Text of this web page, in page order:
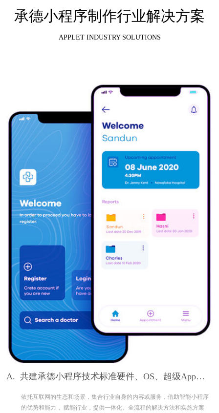
承德小程序制作行业解决方案
APPLET INDUSTRY SOLUTIONS
A. 共建承德小程序技术标准硬件、OS、超级App构
依托互联网的生态和场景，集合行业自身的内容或服务，借助智能小程序
的优势和能力， 赋能行业，提供一体化、全流程的解决方法和实施方案